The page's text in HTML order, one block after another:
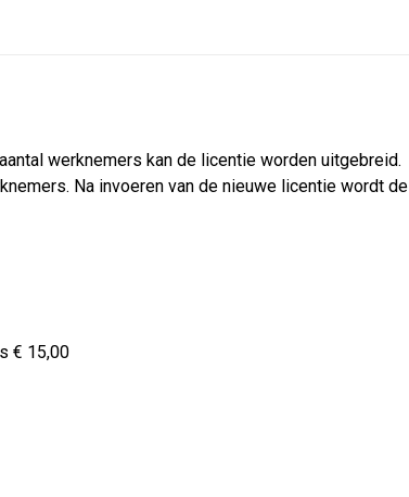
werknemers kan de licentie worden uitgebreid.
Na invoeren van de nieuwe licentie wordt de
€ 15,00